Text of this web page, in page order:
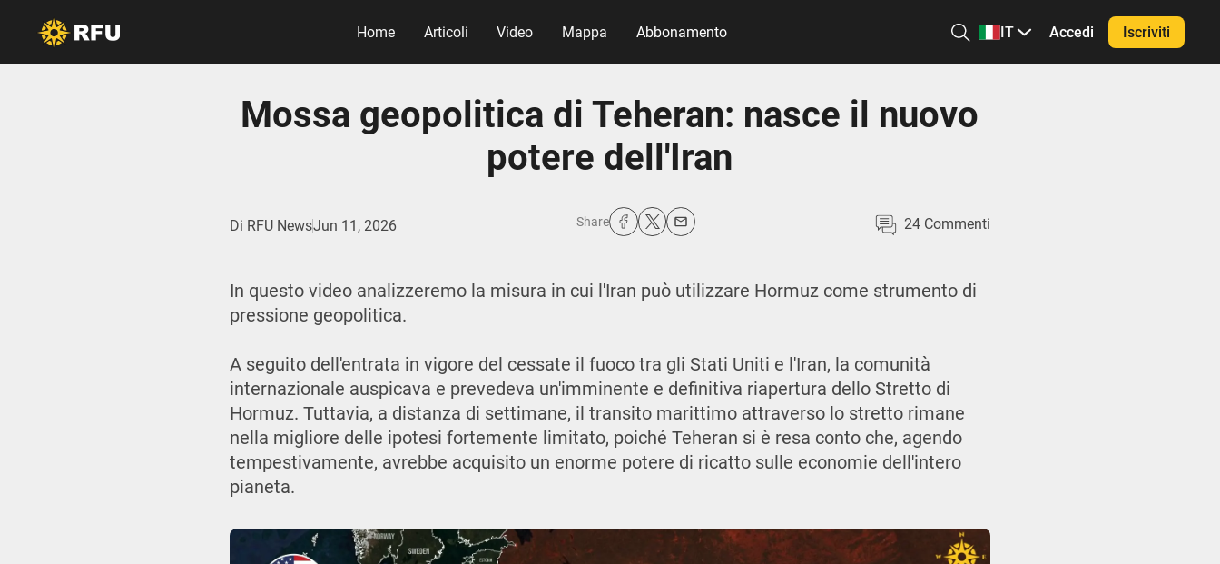
Home Articoli Video Mappa Abbonamento IT Accedi Iscriviti
Mossa geopolitica di Teheran: nasce il nuovo
potere dell'Iran
Di RFU NewsJun 11, 2026 Share 24Commenti
In questo video analizzeremo la misura in cui l'Iran può utilizzare Hormuz come strumento di
pressione geopolitica.
A seguito dell'entrata in vigore del cessate il fuoco tra gli Stati Uniti e l'Iran, la comunità
internazionale auspicava e prevedeva un'imminente e definitiva riapertura dello Stretto di
Hormuz. Tuttavia, a distanza di settimane, il transito marittimo attraverso lo stretto rimane
nella migliore delle ipotesi fortemente limitato, poiché Teheran si è resa conto che, agendo
tempestivamente, avrebbe acquisito un enorme potere di ricatto sulle economie dell'intero
pianeta.